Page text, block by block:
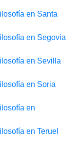
en Santa
en Segovia
en Sevilla
en Soria
en
en Teruel